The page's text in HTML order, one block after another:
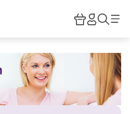
HiPP